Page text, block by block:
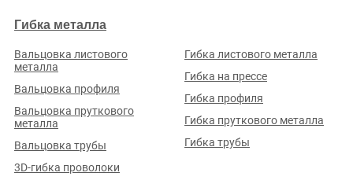
Гибка металла
Вальцовка листового
металла
Вальцовка профиля
Вальцовка пруткового
металла
Вальцовка трубы
3D-гибка проволоки
Гибка листового металла
Гибка на прессе
Гибка профиля
Гибка пруткового металла
Гибка трубы
Стаж (лет):20 Сотрудников: 300 Площадь (м²):1000
Станков:
Подробнее о предприятии